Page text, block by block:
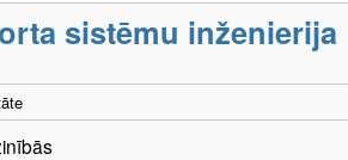
sistēmu inženierija